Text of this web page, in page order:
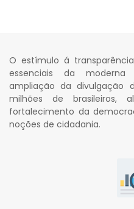
O estímulo á
essenciais da moderna
ampliação da divulgação
milhões de brasileiros,
fortalecimento da
noções de cidadania.